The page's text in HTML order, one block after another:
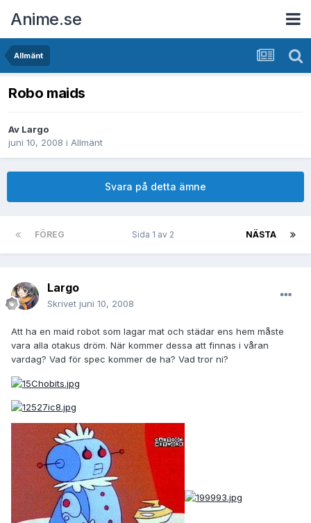
Anime.se
Allmänt
Robo maids
Av Largo
juni 10, 2008 i Allmänt
Svara på detta ämne
FÖREG NÄSTA
Sida 1 av 2
Largo
Skrivet juni 10, 2008
Att ha en maid robot som lagar mat och städar ens hem måste
vara alla otakus dröm. När kommer dessa att finnas i våran
vardag? Vad för spec kommer de ha? Vad tror ni?